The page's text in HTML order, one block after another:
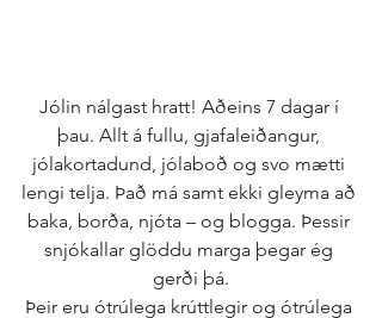
Jólin nálgast hratt! Aðeins 7 dagar í
þau. Allt á fullu, gjafaleiðangur,
jólakortadund, jólaboð og svo mætti
lengi telja. Það má samt ekki gleyma að
baka, borða, njóta – og blogga. Þessir
snjókallar glöddu marga þegar ég
gerði þá.
Þeir eru ótrúlega krúttlegir og ótrúlega